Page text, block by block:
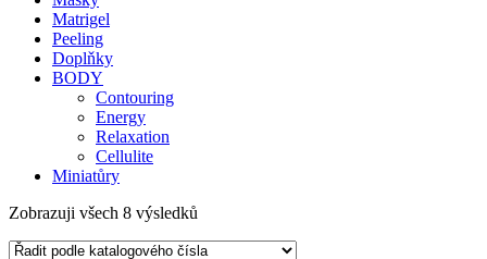
Matrigel
Peeling
Doplňky
BODY
Contouring
Energy
Relaxation
Cellulite
Miniatůry
Zobrazuji všech 8 výsledků